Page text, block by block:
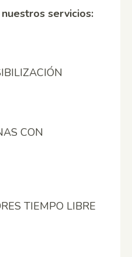
servicios:
CON
TIEMPO LIBRE